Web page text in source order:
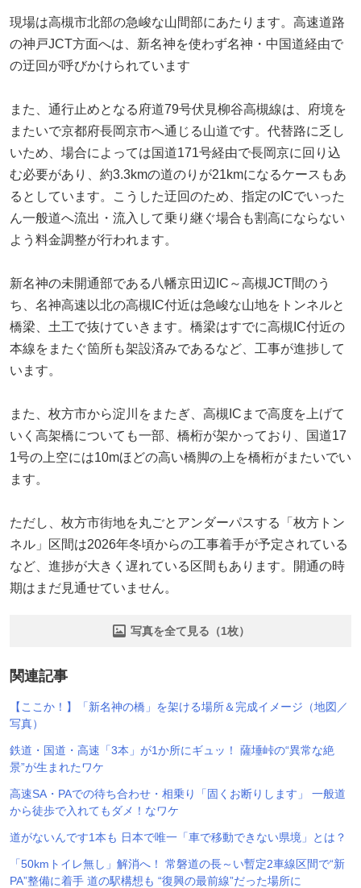
現場は高槻市北部の急峻な山間部にあたります。高速道路
の神戸JCT方面へは、新名神を使わず名神・中国道経由で
の迂回が呼びかけられています
また、通行止めとなる府道79号伏見柳谷高槻線は、府境を
またいで京都府長岡京市へ通じる山道です。代替路に乏し
いため、場合によっては国道171号経由で長岡京に回り込
む必要があり、約3.3kmの道のりが21kmになるケースもあ
るとしています。こうした迂回のため、指定のICでいった
ん一般道へ流出・流入して乗り継ぐ場合も割高にならない
よう料金調整が行われます。
新名神の未開通部である八幡京田辺IC～高槻JCT間のう
ち、名神高速以北の高槻IC付近は急峻な山地をトンネルと
橋梁、土工で抜けていきます。橋梁はすでに高槻IC付近の
本線をまたぐ箇所も架設済みであるなど、工事が進捗して
います。
また、枚方市から淀川をまたぎ、高槻ICまで高度を上げて
いく高架橋についても一部、橋桁が架かっており、国道17
1号の上空には10mほどの高い橋脚の上を橋桁がまたいでい
ます。
ただし、枚方市街地を丸ごとアンダーパスする「枚方トン
ネル」区間は2026年冬頃からの工事着手が予定されている
など、進捗が大きく遅れている区間もあります。開通の時
期はまだ見通せていません。
写真を全て見る（1枚）
関連記事
【ここか！】「新名神の橋」を架ける場所＆完成イメージ（地図／
写真）
鉄道・国道・高速「3本」が1か所にギュッ！ 薩埵峠の“異常な絶
景”が生まれたワケ
高速SA・PAでの待ち合わせ・相乗り「固くお断りします」 一般道
から徒歩で入れてもダメ！なワケ
道がないんです1本も 日本で唯一「車で移動できない県境」とは？
「50kmトイレ無し」解消へ！ 常磐道の長～い暫定2車線区間で“新
PA”整備に着手 道の駅構想も “復興の最前線”だった場所に